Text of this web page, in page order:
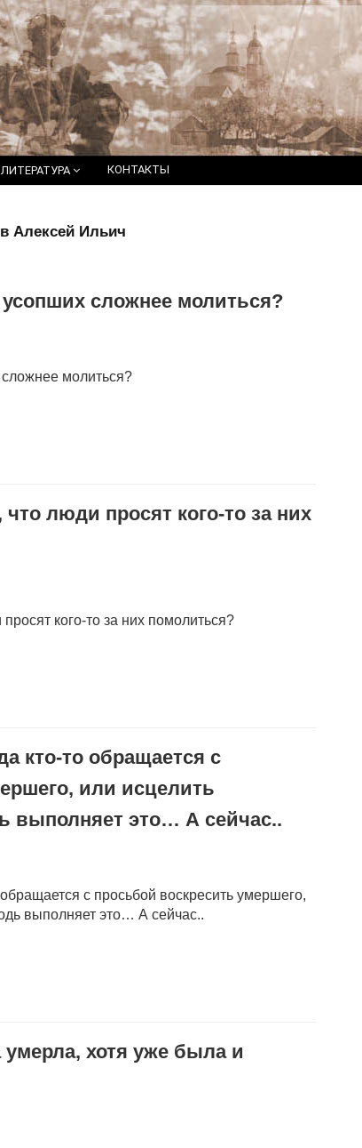
ЛИТЕРАТУРА КОНТАКТЫ
Алексей Ильич
сложнее молиться?
молиться?
люди просят кого-то за них
кого-то за них помолиться?
кто-то обращается с
или исцелить
выполняет это… А сейчас..
с просьбой воскресить умершего,
выполняет это… А сейчас..
хотя уже была и